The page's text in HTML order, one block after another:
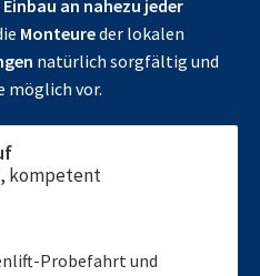
Einbau an nahezu jeder
Monteureder lokalen
natürlich sorgfältig und
möglich vor.
kompetent
Probefahrt und